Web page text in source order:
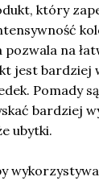
który
na
jest bardziej
Pomady
bardziej
ubytki.